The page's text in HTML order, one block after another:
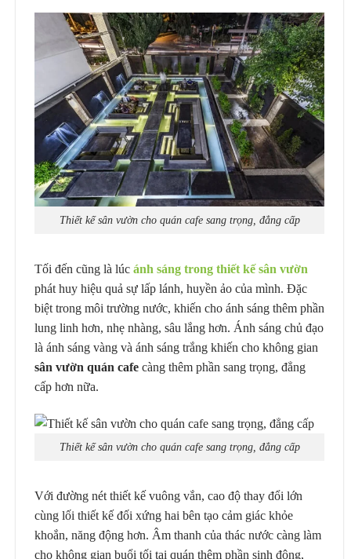
Thiết kế sân vườn cho quán cafe sang trọng, đẳng cấp
Tối đến cũng là lúc ánh sáng trong thiết kế sân vườn
phát huy hiệu quả sự lấp lánh, huyền ảo của mình. Đặc
biệt trong môi trường nước, khiến cho ánh sáng thêm phần
lung linh hơn, nhẹ nhàng, sâu lắng hơn. Ánh sáng chủ đạo
là ánh sáng vàng và ánh sáng trắng khiến cho không gian
sân vườn quán cafe càng thêm phần sang trọng, đẳng
cấp hơn nữa.
Thiết kế sân vườn cho quán cafe sang trọng, đẳng cấp
Với đường nét thiết kế vuông vắn, cao độ thay đổi lớn
cùng lối thiết kế đối xứng hai bên tạo cảm giác khỏe
khoắn, năng động hơn. Âm thanh của thác nước càng làm
cho không gian buổi tối tại quán thêm phần sinh động,